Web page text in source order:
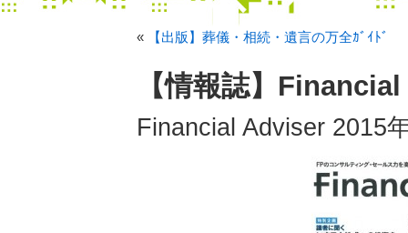
« 【出版】葬儀・相続・遺言の万全ｶﾞｲﾄﾞ
【情報誌】
Financial Adviser 2015